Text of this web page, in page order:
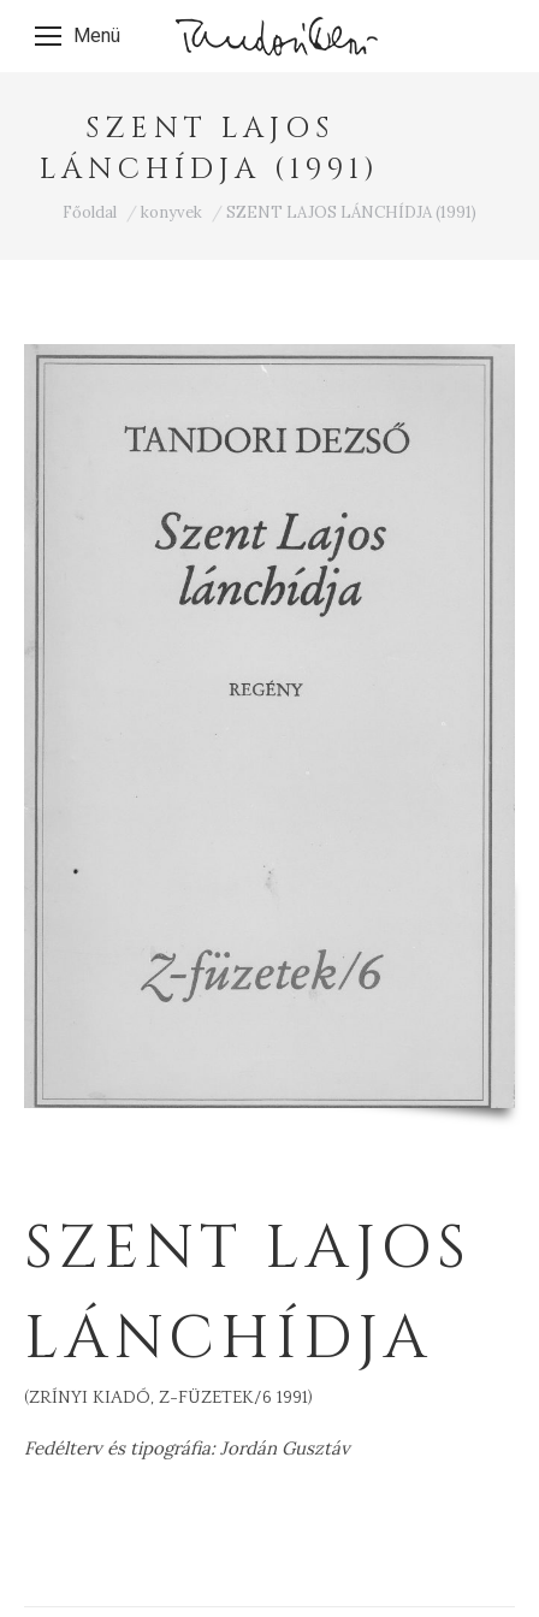
Menü
SZENT LAJOS
LÁNCHÍDJA (1991)
Ön itt van:
Főoldal konyvek SZENT LAJOS LÁNCHÍDJA (1991)
SZENT LAJOS
LÁNCHÍDJA
(ZRÍNYI KIADÓ, Z-FÜZETEK/6 1991)
Fedélterv és tipográfia: Jordán Gusztáv